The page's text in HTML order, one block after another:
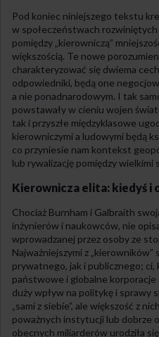
Pod koniec niniejszego tekstu
w społeczeństwach
pomiędzy „kierowniczą”
większością. Te nowe
charakteryzować się dwiema
odpowiedniki, będą one
a nie ponadnarodowym. I tak
powstawały w cieniu wojen
tak i przyszłe międzyklasowe
kierowniczymi a ludowymi będą
co przyniesie nam kontekst
lub rywalizację pomiędzy wielkimi
Kierownicza elita: kiedyś i
Chociaż Burnham i Galbraith
inżynierów i naukowców, nie
wprowadzanej przez osoby ze
Najważniejszymi z
prywatnego, jak i publicznego;
państwowe i globalne
duży wpływ na politykę i sprawy
„sami z siebie”, ale większość z
poważnych instytucji lub dobrze
obecnych miliarderów urodziła